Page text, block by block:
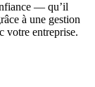
— qu’il
à une gestion
votre entreprise.